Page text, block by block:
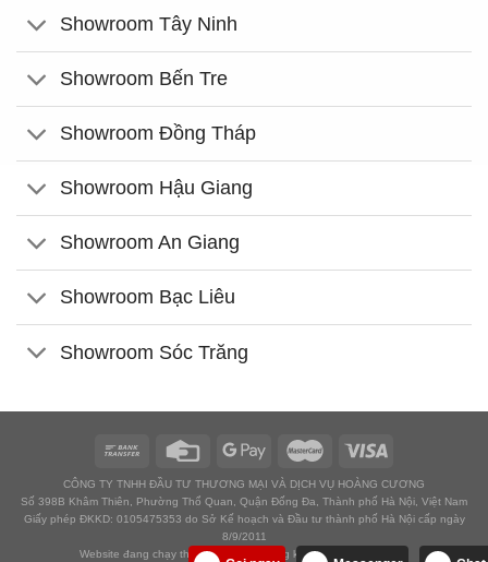
Showroom Tây Ninh
Showroom Bến Tre
Showroom Đồng Tháp
Showroom Hậu Giang
Showroom An Giang
Showroom Bạc Liêu
Showroom Sóc Trăng
CÔNG TY TNHH ĐẦU TƯ THƯƠNG MẠI VÀ DỊCH VỤ HOÀNG CƯƠNG
Số 398B Khâm Thiên, Phường Thổ Quan, Quận Đống Đa, Thành phố Hà Nội, Việt Nam
Giấy phép ĐKKD: 0105475353 do Sở Kế hoạch và Đầu tư thành phố Hà Nội cấp ngày
8/9/2011
Website đang chạy thử nghiệm chờ đăng ký với Bộ công thương